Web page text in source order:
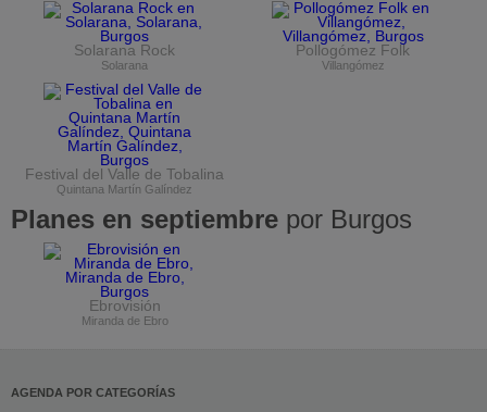
Solarana Rock
Solarana
Pollogómez Folk
Villangómez
Festival del Valle de Tobalina
Quintana Martín Galíndez
Planes en septiembre por Burgos
Ebrovisión
Miranda de Ebro
AGENDA POR CATEGORÍAS